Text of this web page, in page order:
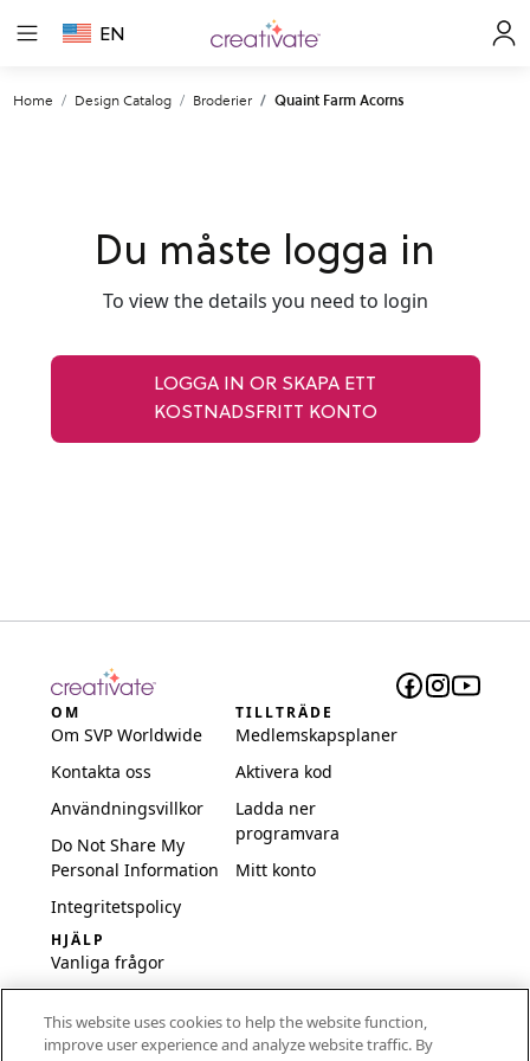
EN
Home Design Catalog Broderier Quaint Farm Acorns
Du måste logga in
To view the details you need to login
LOGGA IN OR SKAPA ETT
KOSTNADSFRITT KONTO
OM
Om SVP Worldwide
Kontakta oss
Användningsvillkor
Do Not Share My
Personal Information
Integritetspolicy
TILLTRÄDE
Medlemskapsplaner
Aktivera kod
Ladda ner
programvara
Mitt konto
HJÄLP
Vanliga frågor
inställningar
This website uses cookies to help the website function,
improve user experience and analyze website traffic. By